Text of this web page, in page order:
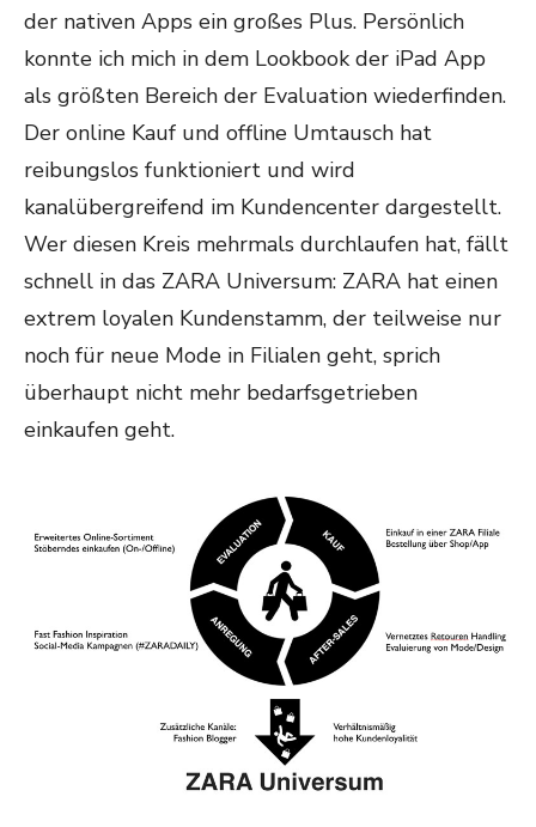
der nativen Apps ein großes Plus. Persönlich
konnte ich mich in dem Lookbook der iPad App
als größten Bereich der Evaluation wiederfinden.
Der online Kauf und offline Umtausch hat
reibungslos funktioniert und wird
kanalübergreifend im Kundencenter dargestellt.
Wer diesen Kreis mehrmals durchlaufen hat, fällt
schnell in das ZARA Universum: ZARA hat einen
extrem loyalen Kundenstamm, der teilweise nur
noch für neue Mode in Filialen geht, sprich
überhaupt nicht mehr bedarfsgetrieben
einkaufen geht.